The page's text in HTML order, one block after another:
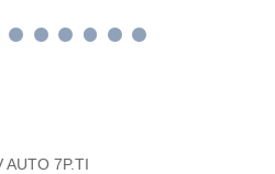
7P.TI